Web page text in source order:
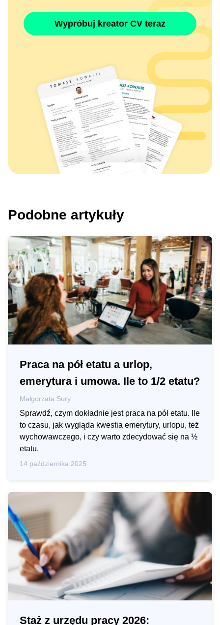
Wypróbuj kreator CV teraz
Podobne artykuły
Praca na pół etatu a urlop,
emerytura i umowa. Ile to 1/2 etatu?
Małgorzata Sury
Sprawdź, czym dokładnie jest praca na pół etatu. Ile
to czasu, jak wygląda kwestia emerytury, urlopu, też
wychowawczego, i czy warto zdecydować się na ½
etatu.
14 października 2025
Staż z urzędu pracy 2026: